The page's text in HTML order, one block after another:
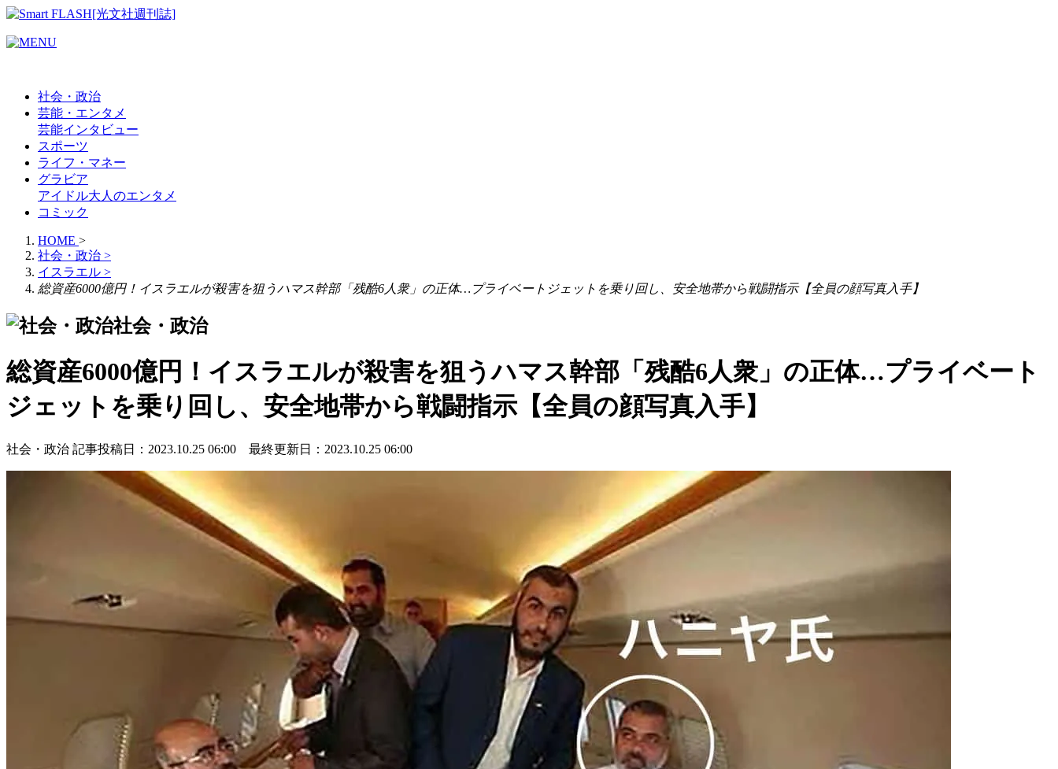
社会・政治
芸能・エンタメ
芸能インタビュー
スポーツ
ライフ・マネー
グラビア
アイドル大人のエンタメ
コミック
HOME >
社会・政治 >
イスラエル >
総資産6000億円！イスラエルが殺害を狙うハマス幹部「残酷6人衆」の正体…プライベートジェットを乗り回し、安全地帯から戦闘指示【全員の顔写真入手】
社会・政治
総資産6000億円！イスラエルが殺害を狙うハマス幹部「残酷6人衆」の正体…プライベート
ジェットを乗り回し、安全地帯から戦闘指示【全員の顔写真入手】
社会・政治 記事投稿日：2023.10.25 06:00 最終更新日：2023.10.25 06:00